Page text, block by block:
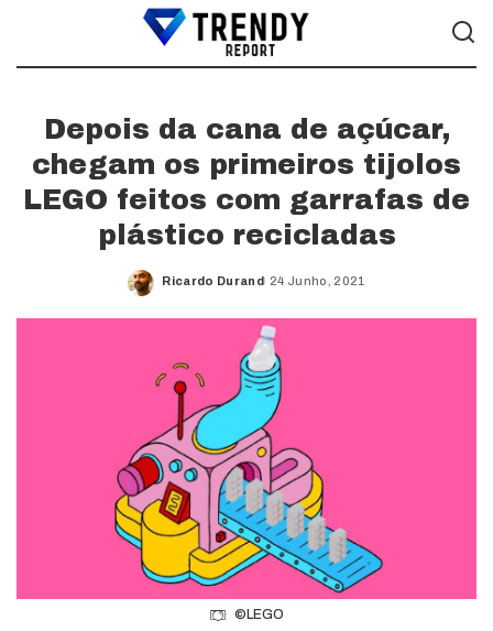
Depois da cana de açúcar,
chegam os primeiros tijolos
LEGO feitos com garrafas de
plástico recicladas
Posted
Ricardo Durand 24 Junho, 2021
©LEGO